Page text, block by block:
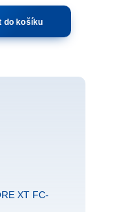
do košíku